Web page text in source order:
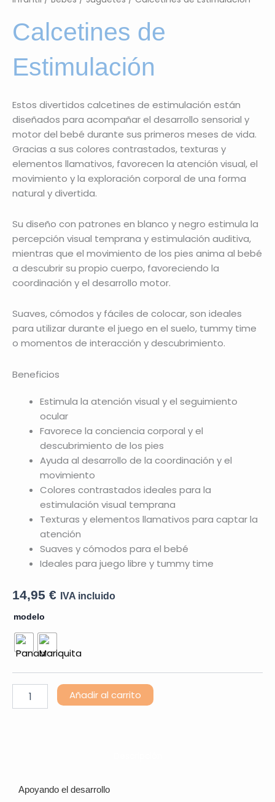
Calcetines de
Estimulación
Estos divertidos calcetines de estimulación están
diseñados para acompañar el desarrollo sensorial y
motor del bebé durante sus primeros meses de vida.
Gracias a sus colores contrastados, texturas y
elementos llamativos, favorecen la atención visual, el
movimiento y la exploración corporal de una forma
natural y divertida.
Su diseño con patrones en blanco y negro estimula la
percepción visual temprana y estimulación auditiva,
mientras que el movimiento de los pies anima al bebé
a descubrir su propio cuerpo, favoreciendo la
coordinación y el desarrollo motor.
Suaves, cómodos y fáciles de colocar, son ideales
para utilizar durante el juego en el suelo, tummy time
o momentos de interacción y descubrimiento.
Beneficios
Estimula la atención visual y el seguimiento
ocular
Favorece la conciencia corporal y el
descubrimiento de los pies
Ayuda al desarrollo de la coordinación y el
movimiento
Colores contrastados ideales para la
estimulación visual temprana
Texturas y elementos llamativos para captar la
atención
Suaves y cómodos para el bebé
Ideales para juego libre y tummy time
14,95 € IVA incluido
modelo
Calcetines
Estimulación
cantidad
Añadir al carrito
Apoyando el desarrollo